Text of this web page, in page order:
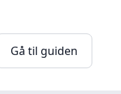
Gå til guiden